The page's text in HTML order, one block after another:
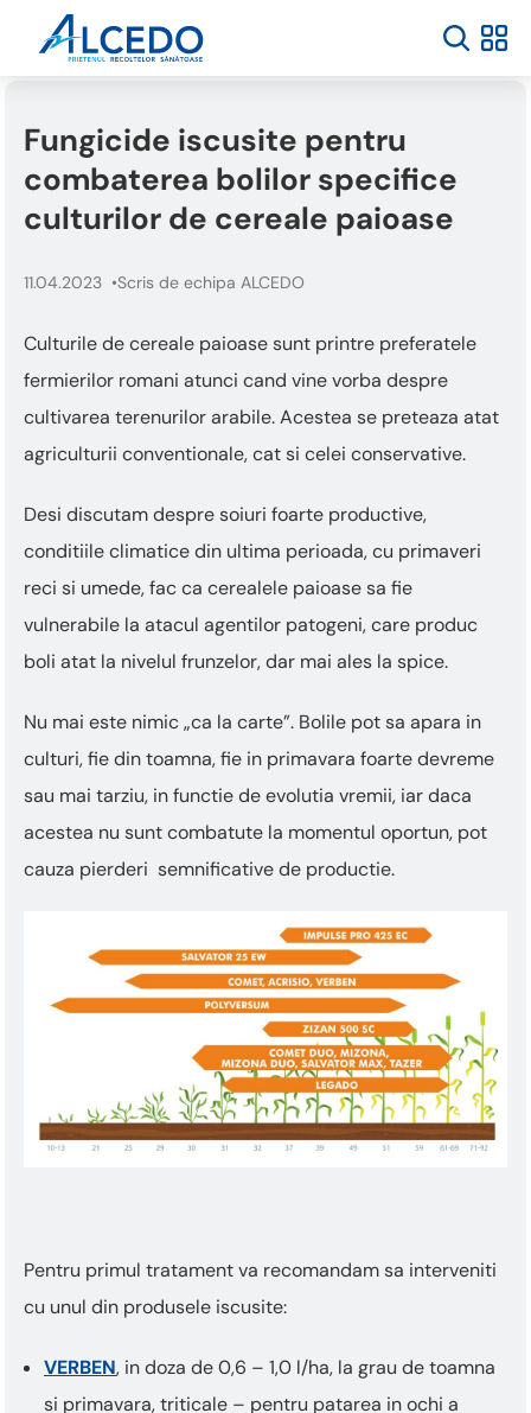
Fungicide iscusite pentru
combaterea bolilor specifice
culturilor de cereale paioase
11.04.2023 Scris de echipa ALCEDO
Culturile de cereale paioase sunt printre preferatele
fermierilor romani atunci cand vine vorba despre
cultivarea terenurilor arabile. Acestea se preteaza atat
agriculturii conventionale, cat si celei conservative.
Desi discutam despre soiuri foarte productive,
conditiile climatice din ultima perioada, cu primaveri
reci si umede, fac ca cerealele paioase sa fie
vulnerabile la atacul agentilor patogeni, care produc
boli atat la nivelul frunzelor, dar mai ales la spice.
Nu mai este nimic „ca la carte”. Bolile pot sa apara in
culturi, fie din toamna, fie in primavara foarte devreme
sau mai tarziu, in functie de evolutia vremii, iar daca
acestea nu sunt combatute la momentul oportun, pot
cauza pierderi semnificative de productie.
Pentru primul tratament va recomandam sa interveniti
cu unul din produsele iscusite:
VERBEN, in doza de 0,6 – 1,0 l/ha, la grau de toamna
si primavara, triticale – pentru patarea in ochi a